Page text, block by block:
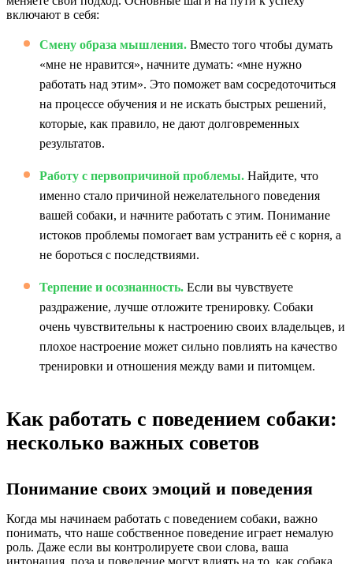
включают в себя:
Смену образа мышления. Вместо того чтобы думать
«мне не нравится», начните думать: «мне нужно
работать над этим». Это поможет вам сосредоточиться
на процессе обучения и не искать быстрых решений,
которые, как правило, не дают долговременных
результатов.
Работу с первопричиной проблемы. Найдите, что
именно стало причиной нежелательного поведения
вашей собаки, и начните работать с этим. Понимание
истоков проблемы помогает вам устранить её с корня, а
не бороться с последствиями.
Терпение и осознанность. Если вы чувствуете
раздражение, лучше отложите тренировку. Собаки
очень чувствительны к настроению своих владельцев, и
плохое настроение может сильно повлиять на качество
тренировки и отношения между вами и питомцем.
Как работать с поведением собаки:
несколько важных советов
Понимание своих эмоций и поведения
Когда мы начинаем работать с поведением собаки, важно
понимать, что наше собственное поведение играет немалую
роль. Даже если вы контролируете свои слова, ваша
интонация, поза и поведение могут влиять на то, как собака